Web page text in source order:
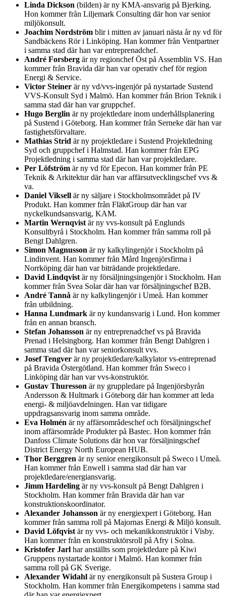
Linda Dickson (bilden) är ny KMA-ansvarig på Bjerking.
Hon kommer från Liljemark Consulting där hon var senior
miljökonsult.
Joachim Nordström blir i mitten av januari nästa år ny vd för
Sandbäckens Rör i Linköping. Han kommer från Ventpartner
i samma stad där han var entreprenadchef.
André Forsberg är ny regionchef Öst på Assemblin VS. Han
kommer från Bravida där han var operativ chef för region
Energi & Service.
Victor Steiner är ny vd/vvs-ingenjör på nystartade Sustend
VVS-Konsult Syd i Malmö. Han kommer från Brion Teknik i
samma stad där han var gruppchef.
Hugo Berglin är ny projektledare inom underhållsplanering
på Sustend i Göteborg. Han kommer från Serneke där han var
fastighetsförvaltare.
Mathias Strid är ny projektledare i Sustend Projektledning
Syd och gruppchef i Halmstad. Han kommer från EPG
Projektledning i samma stad där han var projektledare.
Per Löfström är ny vd för Epecon. Han kommer från PE
Teknik & Arkitektur där han var affärsutvecklingschef vvs &
va.
Daniel Viksell är ny säljare i Stockholmsområdet på IV
Produkt. Han kommer från FläktGroup där han var
nyckelkundsansvarig, KAM.
Martin Wernqvist är ny vvs-konsult på Englunds
Konsultbyrå i Stockholm. Han kommer från samma roll på
Bengt Dahlgren.
Simon Magnusson är ny kalkylingenjör i Stockholm på
Lindinvent. Han kommer från Mård Ingenjörsfirma i
Norrköping där han var biträdande projektledare.
David Lindqvist är ny försäljningsingenjör i Stockholm. Han
kommer från Svea Solar där han var försäljningschef B2B.
André Tannå är ny kalkylingenjör i Umeå. Han kommer
från utbildning.
Hanna Lundmark är ny kundansvarig i Lund. Hon kommer
från en annan bransch.
Stefan Johansson är ny entreprenadchef vs på Bravida
Prenad i Helsingborg. Han kommer från Bengt Dahlgren i
samma stad där han var seniorkonsult vvs.
Josef Tengver är ny projektledare/kalkylator vs-entreprenad
på Bravida Östergötland. Han kommer från Sweco i
Linköping där han var vvs-konstruktör.
Gustav Thuresson är ny gruppledare på Ingenjörsbyrån
Andersson & Hultmark i Göteborg där han kommer att leda
energi- & miljöavdelningen. Han var tidigare
uppdragsansvarig inom samma område.
Eva Holmén är ny affärsområdeschef och försäljningschef
inom affärsområde Produkter på Bastec. Hon kommer från
Danfoss Climate Solutions där hon var försäljningschef
District Energy North European HUB.
Thor Berggren är ny senior energikonsult på Sweco i Umeå.
Han kommer från Enwell i samma stad där han var
projektledare/energiansvarig.
Jimm Hardeling är ny vvs-konsult på Bengt Dahlgren i
Stockholm. Han kommer från Bravida där han var
konstruktionskoordinator.
Alexander Johansson är ny energiexpert i Göteborg. Han
kommer från samma roll på Majornas Energi & Miljö konsult.
David Löfqvist är ny vvs- och mekanikkonstruktör i Visby.
Han kommer från en konstruktörsroll på Afry i Solna.
Kristofer Jarl har anställts som projektledare på Kiwi
Gruppens nystartade kontor i Malmö. Han kommer från
samma roll på GK Sverige.
Alexander Widahl är ny energikonsult på Sustera Group i
Stockholm. Han kommer från Energikompetens i samma stad